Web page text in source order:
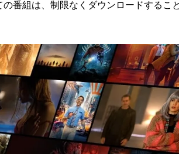
番組は、制限なくダウンロードするこ